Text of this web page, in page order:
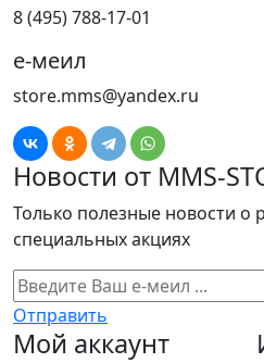
8 (495) 788-17-01
е-меил
store.mms@yandex.ru
Новости от MMS-
Только полезные новости о
специальных акциях
Отправить
Мой аккаунт